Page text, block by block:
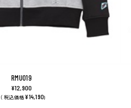
RMU019
¥12,900
（ 税込価格¥14,190)